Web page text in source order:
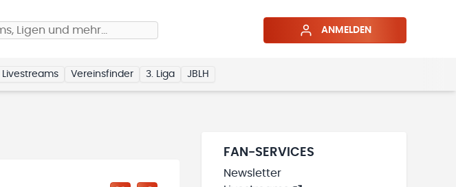
Ligen und mehr… ANMELDEN
Livestreams Vereinsfinder 3. Liga JBLH
FAN-SERVICES
Newsletter